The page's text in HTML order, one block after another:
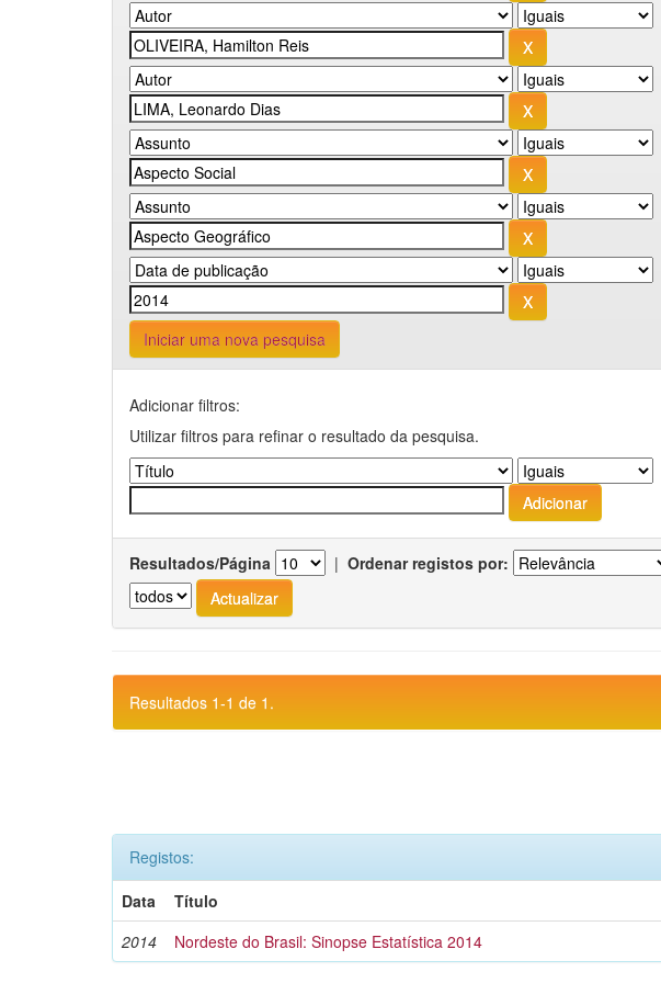
Iniciar uma nova pesquisa
Adicionar filtros:
Utilizar filtros para refinar o resultado da pesquisa.
Resultados/Página | Ordenar registos por:
Resultados 1-1 de 1.
Registos:
Data
Título
2014
Nordeste do Brasil: Sinopse Estatística 2014